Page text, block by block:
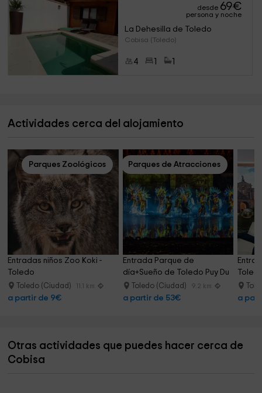
desde 69€
persona y noche
La Dehesilla de Toledo
Cobisa (Toledo)
4
Actividades cerca del alojamiento
Parques Zoológicos
Entradas niños Zoo Koki -
Toledo
Toledo (Ciudad) 11.1 km
a partir de 9€
Parques de Atracciones
Entrada Parque de
día+Sueño de Toledo Puy Du
FouToledo (Ciudad) 9.2 km
a partir de 53€ a
Otras actividades que puedes hacer cerca de
Cobisa